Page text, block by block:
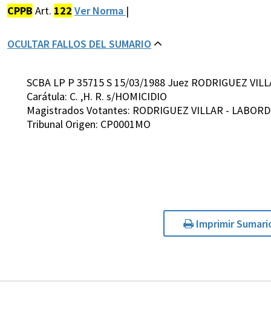
CPPB Art. 122 Ver Norma |
OCULTAR FALLOS DEL SUMARIO
SCBA LP P 35715 S 15/03/1988 Juez RODRIGUEZ
Carátula: C. ,H. R. s/HOMICIDIO
Magistrados Votantes: RODRIGUEZ VILLAR -
Tribunal Origen: CP0001MO
Imprimir